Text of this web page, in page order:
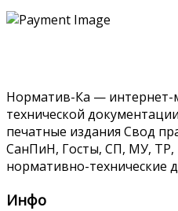
Норматив-Ка — интернет-
технической
печатные издания Свод
СанПиН, Госты, СП, МУ, ТР,
нормативно-технические
Инфо